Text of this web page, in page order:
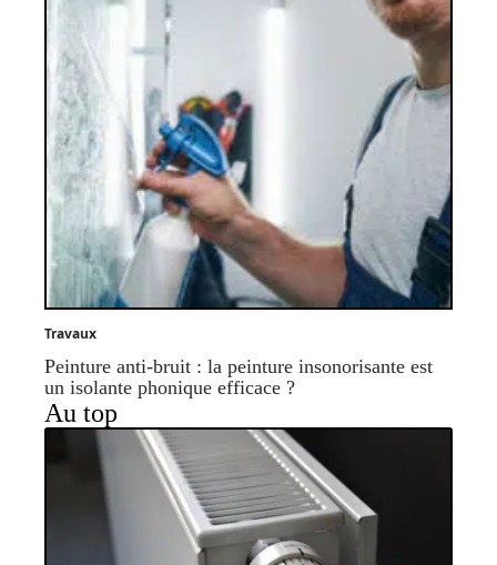
Travaux
Peinture anti-bruit : la peinture insonorisante est
un isolante phonique efficace ?
Au top